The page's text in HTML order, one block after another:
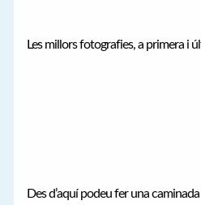
Les millors fotografies, a primera i
Des d’aquí podeu fer una